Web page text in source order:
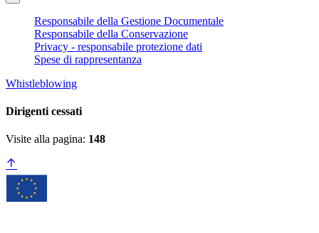
Responsabile della Gestione Documentale
Responsabile della Conservazione
Privacy - responsabile protezione dati
Spese di rappresentanza
Whistleblowing
Dirigenti cessati
Visite alla pagina: 148